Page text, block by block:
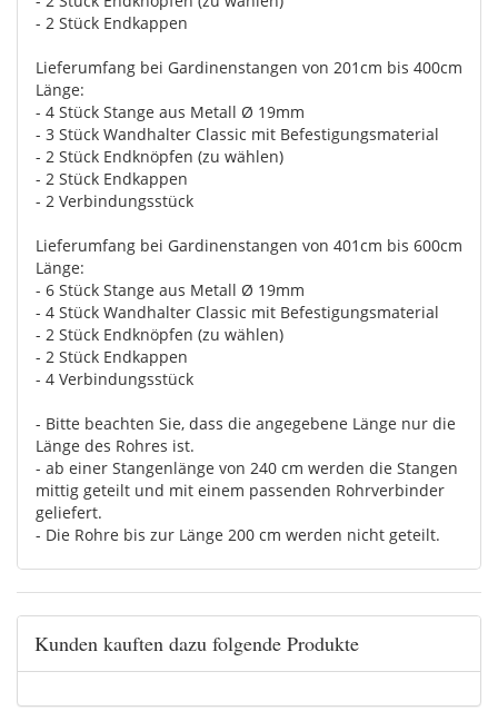
- 2 Stück Endkappen
Lieferumfang bei Gardinenstangen von 201cm bis 400cm
Länge:
- 4 Stück Stange aus Metall Ø 19mm
- 3 Stück Wandhalter Classic mit Befestigungsmaterial
- 2 Stück Endknöpfen (zu wählen)
- 2 Stück Endkappen
- 2 Verbindungsstück
Lieferumfang bei Gardinenstangen von 401cm bis 600cm
Länge:
- 6 Stück Stange aus Metall Ø 19mm
- 4 Stück Wandhalter Classic mit Befestigungsmaterial
- 2 Stück Endknöpfen (zu wählen)
- 2 Stück Endkappen
- 4 Verbindungsstück
- Bitte beachten Sie, dass die angegebene Länge nur die
Länge des Rohres ist.
- ab einer Stangenlänge von 240 cm werden die Stangen
mittig geteilt und mit einem passenden Rohrverbinder
geliefert.
- Die Rohre bis zur Länge 200 cm werden nicht geteilt.
Kunden kauften dazu folgende Produkte